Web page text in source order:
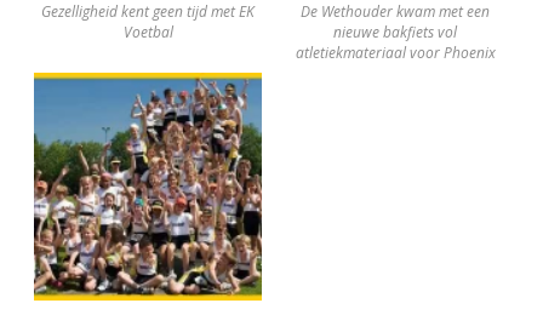
Gezelligheid kent geen tijd met EK
Voetbal
De Wethouder kwam met een
nieuwe bakfiets vol
atletiekmateriaal voor Phoenix